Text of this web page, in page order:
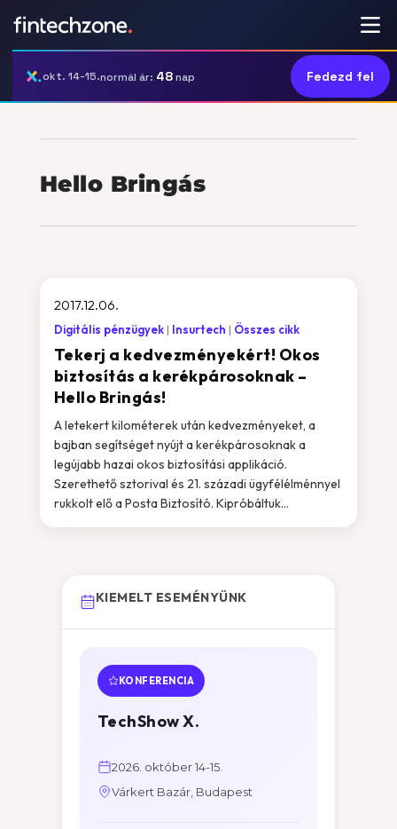
okt. 14-15.normál ár: 48nap Fedezd fel
Hello Bringás
Tekerj a kedvezményekért! Okos
biztosítás a kerékpárosoknak –
Hello Bringás!
2017.12.06.
Digitális pénzügyek Insurtech Összes cikk
A letekert kilométerek után kedvezményeket, a
bajban segítséget nyújt a kerékpárosoknak a
legújabb hazai okos biztosítási applikáció.
Szerethető sztorival és 21. századi ügyfélélménnyel
rukkolt elő a Posta Biztosító. Kipróbáltuk...
KIEMELT ESEMÉNYÜNK
KONFERENCIA
TechShow X.
2026. október 14-15.
Várkert Bazár, Budapest